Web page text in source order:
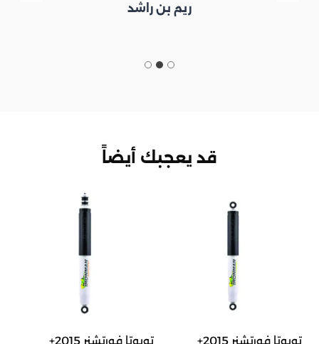
ريم بن راشد
قد يعجبك أيضاً
تويوتا فورتشنر 2015+ تويوتا فورتشنر 2015+